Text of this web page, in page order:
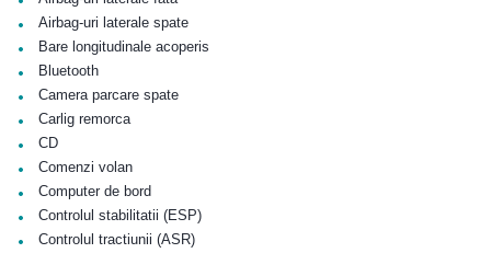
• Airbag-uri laterale spate
• Bare longitudinale acoperis
• Bluetooth
• Camera parcare spate
• Carlig remorca
• CD
• Comenzi volan
• Computer de bord
• Controlul stabilitatii (ESP)
• Controlul tractiunii (ASR)